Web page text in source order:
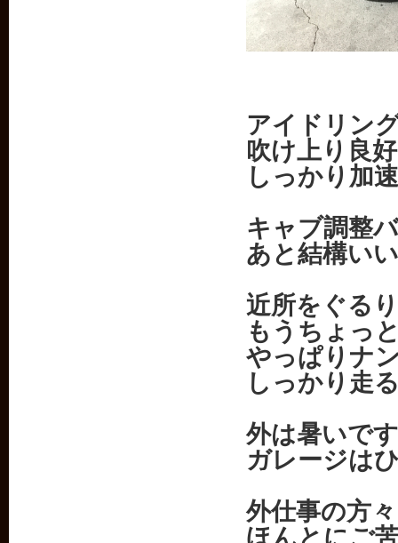
アイドリン
吹け上り良好
しっかり加
キャブ調整
あと結構い
近所をぐる
もうちょっ
やっぱりナ
しっかり走
外は暑いで
ガレージは
外仕事の方々
ほんとにご